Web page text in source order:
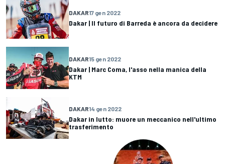
DAKAR17 gen 2022
Dakar | Il futuro di Barreda è ancora da decidere
DAKAR15 gen 2022
Dakar | Marc Coma, l'asso nella manica della
KTM
DAKAR14 gen 2022
Dakar in lutto: muore un meccanico nell'ultimo
trasferimento